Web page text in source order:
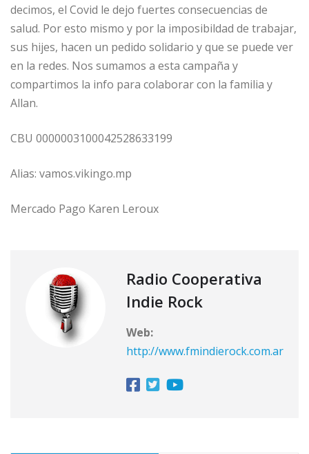
decimos, el Covid le dejo fuertes consecuencias de
salud. Por esto mismo y por la imposibildad de trabajar,
sus hijes, hacen un pedido solidario y que se puede ver
en la redes. Nos sumamos a esta campaña y
compartimos la info para colaborar con la familia y
Allan.
CBU 0000003100042528633199
Alias: vamos.vikingo.mp
Mercado Pago Karen Leroux
Radio Cooperativa
Indie Rock
Web:
http://www.fmindierock.com.ar